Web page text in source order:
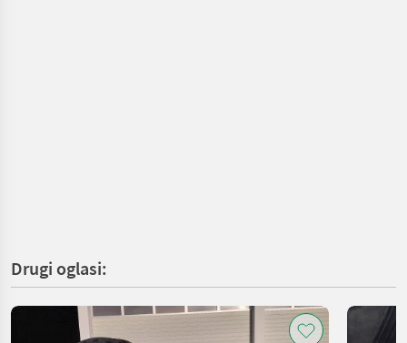
Drugi oglasi: